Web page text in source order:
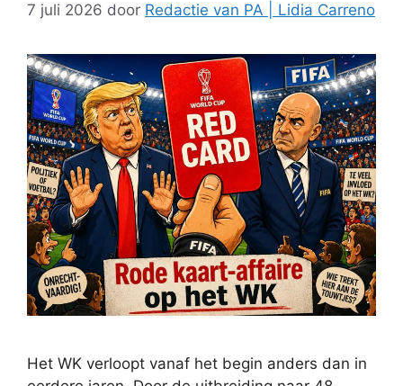
7 juli 2026 door Redactie van PA | Lidia Carreno
Het WK verloopt vanaf het begin anders dan in